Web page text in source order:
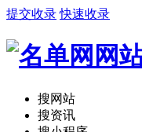
提交收录 快速收录
搜网站
搜资讯